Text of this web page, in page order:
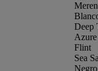
Deep
Azure
Flint
Sea